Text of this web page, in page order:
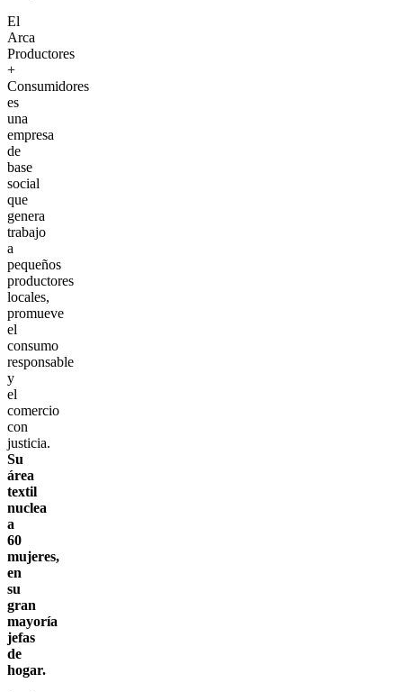
El
Arca
Productores
+
Consumidores
es
una
empresa
de
base
social
que
genera
trabajo
a
pequeños
productores
locales,
promueve
el
consumo
responsable
y
el
comercio
con
justicia.
Su
área
textil
nuclea
a
60
mujeres,
en
su
gran
mayoría
jefas
de
hogar.